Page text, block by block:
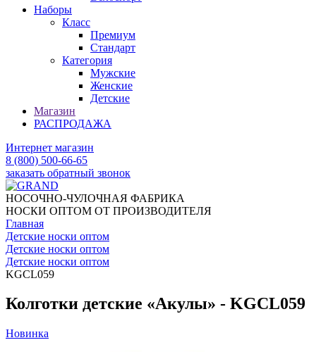
Наборы
Класс
Премиум
Стандарт
Категория
Мужские
Женские
Детские
Магазин
РАСПРОДАЖА
Интернет магазин
8 (800) 500-66-65
заказать обратный звонок
НОСОЧНО-ЧУЛОЧНАЯ ФАБРИКА
НОСКИ ОПТОМ ОТ ПРОИЗВОДИТЕЛЯ
Главная
Детские носки оптом
Детские носки оптом
Детские носки оптом
KGCL059
Колготки детские «Акулы» - KGCL059
Новинка